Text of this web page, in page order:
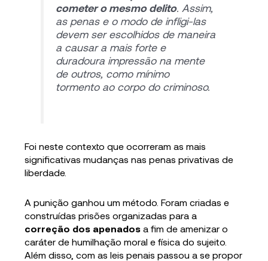
cometer o mesmo delito. Assim,
as penas e o modo de infligi-las
devem ser escolhidos de maneira
a causar a mais forte e
duradoura impressão na mente
de outros, como mínimo
tormento ao corpo do criminoso.
Foi neste contexto que ocorreram as mais
significativas mudanças nas penas privativas de
liberdade.
A punição ganhou um método. Foram criadas e
construídas prisões organizadas para a
correção dos apenados a fim de amenizar o
caráter de humilhação moral e física do sujeito.
Além disso, com as leis penais passou a se propor